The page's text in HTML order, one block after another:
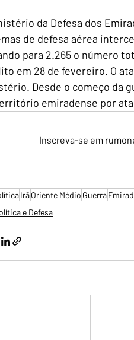
da Defesa dos
de defesa aérea
para 2.265 o número
em 28 de fevereiro. O
Desde o começo da
emiradense por
Inscreva-se em
IrãOriente Médio Guerra
e Defesa